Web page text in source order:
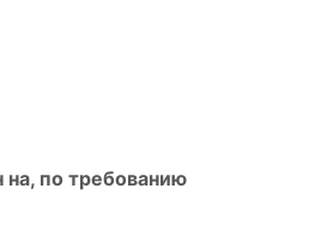
на, по требованию